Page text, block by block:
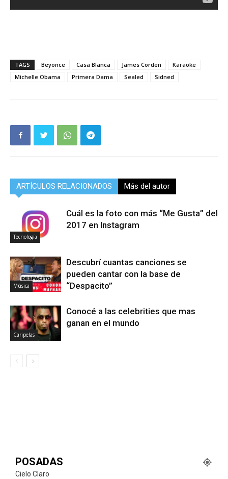
TAGS Beyonce Casa Blanca James Corden
Karaoke
Michelle Obama
Primera Dama Sealed Sidned
ARTÍCULOS RELACIONADOS Más del autor
Tecnología
Cuál es la foto con más “Me Gusta” del
2017 en Instagram
Música
Descubrí cuantas canciones se
pueden cantar con la base de
“Despacito”
Caripelas
Conocé a las celebrities que mas
ganan en el mundo
POSADAS
Cielo Claro